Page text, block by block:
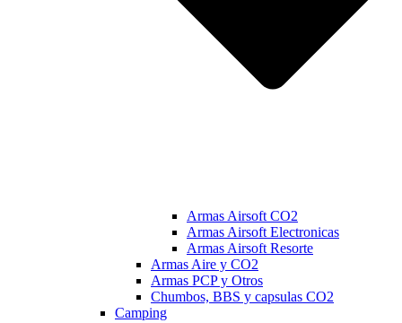
Armas Airsoft CO2
Armas Airsoft Electronicas
Armas Airsoft Resorte
Armas Aire y CO2
Armas PCP y Otros
Chumbos, BBS y capsulas CO2
Camping